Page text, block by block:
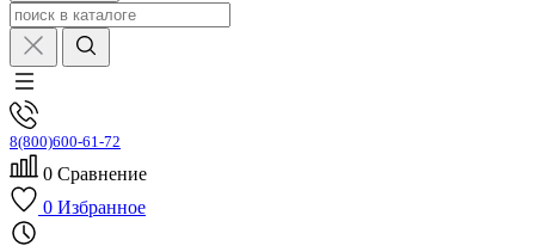
8(800)600-61-72
0 Сравнение
0 Избранное